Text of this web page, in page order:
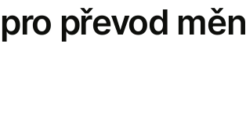
pro převod měn